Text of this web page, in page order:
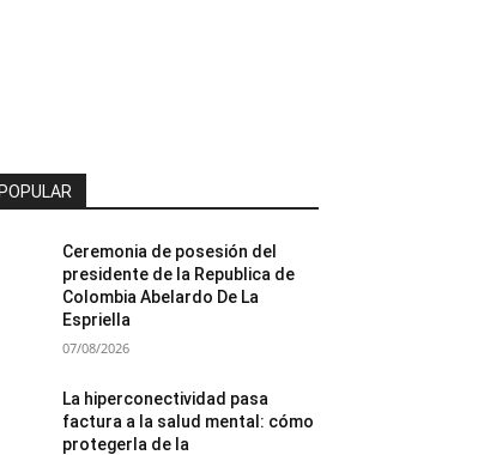
Ceremonia de posesión del
presidente de la Republica de
Colombia Abelardo De La
Espriella
07/08/2026
La hiperconectividad pasa
factura a la salud mental: cómo
protegerla de la